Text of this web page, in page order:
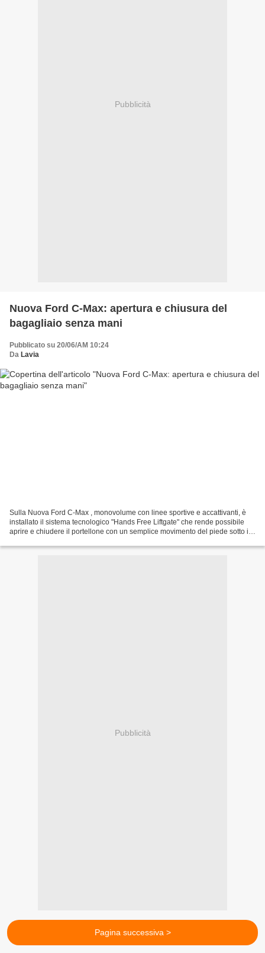
Pubblicità
Nuova Ford C-Max: apertura e chiusura del
bagagliaio senza mani
Pubblicato su 20/06/AM 10:24
Da Lavia
Sulla Nuova Ford C-Max , monovolume con linee sportive e accattivanti, è
installato il sistema tecnologico "Hands Free Liftgate" che rende possibile
aprire e chiudere il portellone con un semplice movimento del piede sotto il
Pubblicità
Pagina successiva >